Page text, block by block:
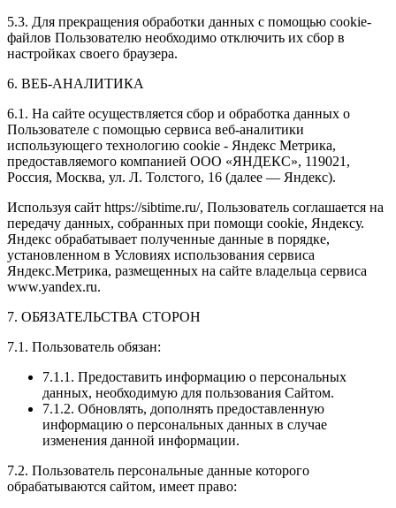
5.3. Для прекращения обработки данных с помощью cookie-
файлов Пользователю необходимо отключить их сбор в
настройках своего браузера.
6. ВЕБ-АНАЛИТИКА
6.1. На сайте осуществляется сбор и обработка данных о
Пользователе с помощью сервиса веб-аналитики
использующего технологию cookie - Яндекс Метрика,
предоставляемого компанией ООО «ЯНДЕКС», 119021,
Россия, Москва, ул. Л. Толстого, 16 (далее — Яндекс).
Используя сайт https://sibtime.ru/, Пользователь соглашается на
передачу данных, собранных при помощи cookie, Яндексу.
Яндекс обрабатывает полученные данные в порядке,
установленном в Условиях использования сервиса
Яндекс.Метрика, размещенных на сайте владельца сервиса
www.yandex.ru.
7. ОБЯЗАТЕЛЬСТВА СТОРОН
7.1. Пользователь обязан:
7.1.1. Предоставить информацию о персональных
данных, необходимую для пользования Сайтом.
7.1.2. Обновлять, дополнять предоставленную
информацию о персональных данных в случае
изменения данной информации.
7.2. Пользователь персональные данные которого
обрабатываются сайтом, имеет право: